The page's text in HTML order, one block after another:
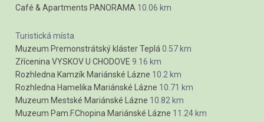
Café & Apartments PANORAMA 10.06 km
Turistická místa
Muzeum Premonstrátský kláster Teplá 0.57 km
Zřícenina VYSKOV U CHODOVE 9.16 km
Rozhledna Kamzík Mariánské Lázne 10.2 km
Rozhledna Hamelika Mariánské Lázne 10.71 km
Muzeum Mestské Mariánské Lázne 10.82 km
Muzeum Pam.F.Chopina Mariánské Lázne 11.24 km